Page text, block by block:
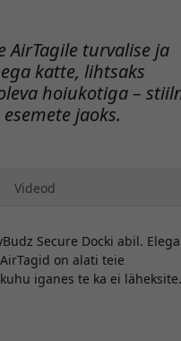
AirTagile turvalise ja
katte, lihtsaks
hoiukotiga –
jaoks.
Videod
Secure Docki abil.
on alati teie
iganes te ka ei läheksite.